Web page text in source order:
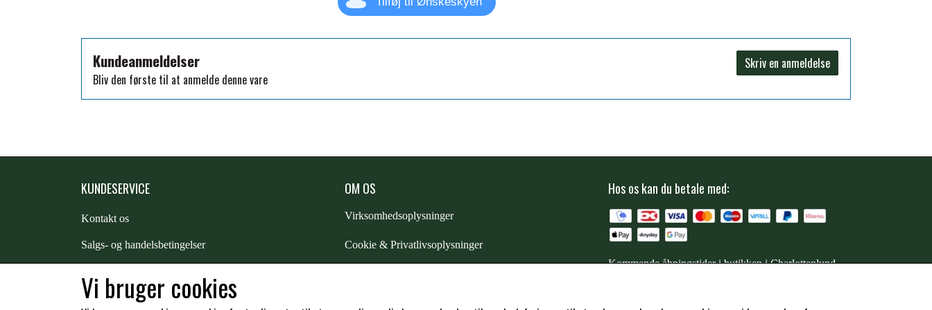
WAHLSTEN
WALDHAUSEN
WALSH
ZILCO
Skriv en anmeldelse
Kundeanmeldelser
Bliv den første til at anmelde denne vare
KUNDESERVICE
Kontakt os
Salgs- og handelsbetingelser
Kunde login
OM OS
Virksomhedsoplysninger
Cookie & Privatlivsoplysninger
Hos os kan du betale med:
Kommende åbningstider i butikken i Charlottenlund
Vi bruger cookies